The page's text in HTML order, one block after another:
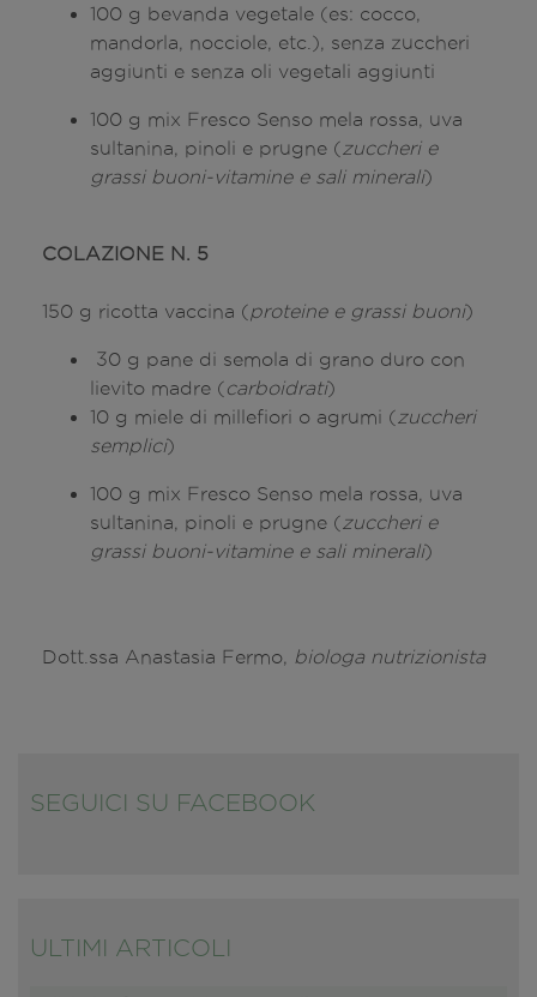
100 g bevanda vegetale (es: cocco,
mandorla, nocciole, etc.), senza zuccheri
aggiunti e senza oli vegetali aggiunti
100 g mix Fresco Senso mela rossa, uva
sultanina, pinoli e prugne (zuccheri e
grassi buoni-vitamine e sali minerali)
COLAZIONE N. 5
150 g ricotta vaccina (proteine e grassi buoni)
30 g pane di semola di grano duro con
lievito madre (carboidrati)
10 g miele di millefiori o agrumi (zuccheri
semplici)
100 g mix Fresco Senso mela rossa, uva
sultanina, pinoli e prugne (zuccheri e
grassi buoni-vitamine e sali minerali)
Dott.ssa Anastasia Fermo, biologa nutrizionista
SEGUICI SU FACEBOOK
ULTIMI ARTICOLI